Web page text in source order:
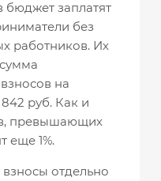
бюджет заплатят
без
работников. Их
на
руб. Как и
превышающих
еще 1%.
отдельно